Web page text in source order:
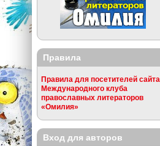
Правила
Правила для посетителей сайта
Международного клуба
православных литераторов
«Омилия»
Вход для авторов